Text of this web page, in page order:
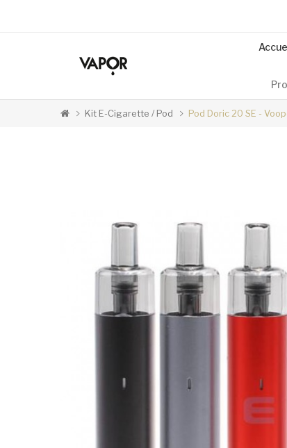
Kit E-Cigarette / Pod Pod Doric 20 SE -